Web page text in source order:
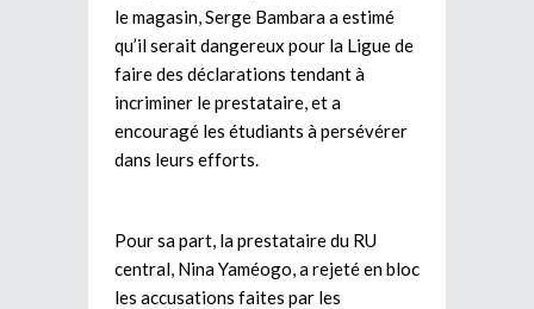
le magasin, Serge Bambara a estimé
qu’il serait dangereux pour la Ligue de
faire des déclarations tendant à
incriminer le prestataire, et a
encouragé les étudiants à persévérer
dans leurs efforts.
Pour sa part, la prestataire du RU
central, Nina Yaméogo, a rejeté en bloc
les accusations faites par les